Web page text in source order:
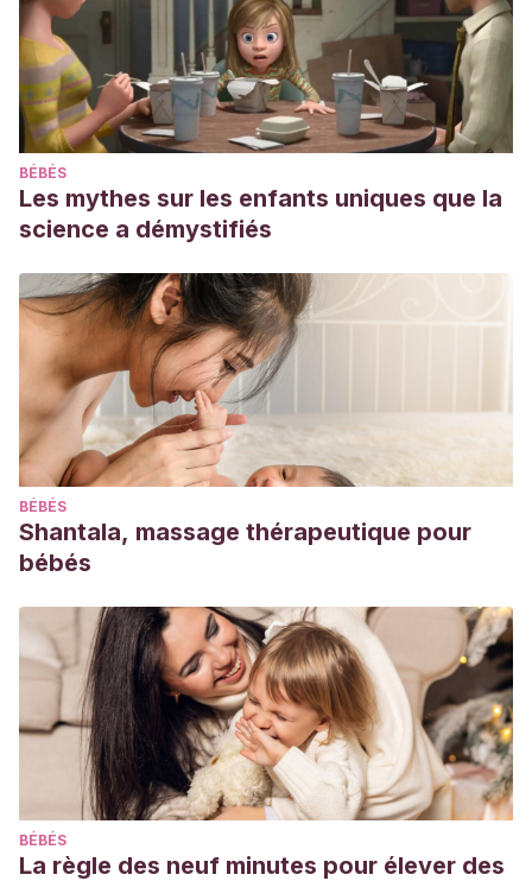
BÉBÉS
Les mythes sur les enfants uniques que la
science a démystifiés
BÉBÉS
Shantala, massage thérapeutique pour
bébés
BÉBÉS
La règle des neuf minutes pour élever des